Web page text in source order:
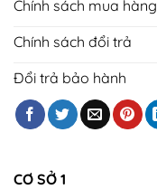
Chính sách mua hàng
Chính sách đổi trả
Đổi trả bảo hành
CƠ SỞ 1